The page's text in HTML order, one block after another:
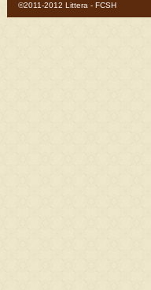
©2011-2012 Littera - FCSH